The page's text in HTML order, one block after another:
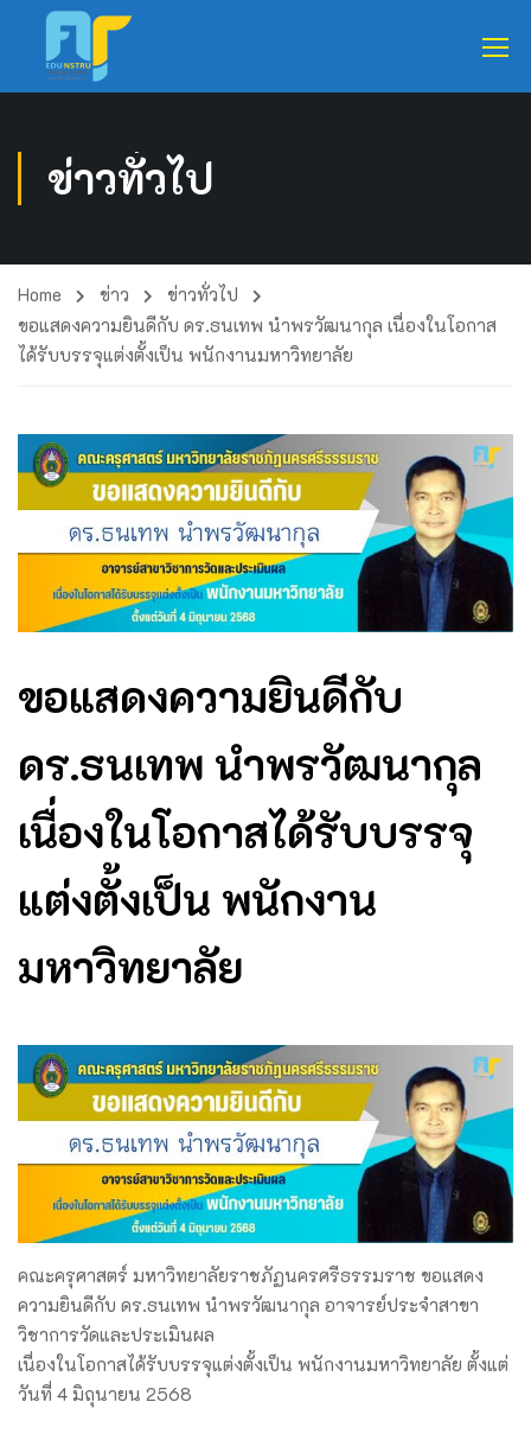
ข่าวทั่วไป
Home ข่าว
ข่าวทั่วไป
ขอแสดงความยินดีกับ ดร.ธนเทพ นำพรวัฒนากุล เนื่องในโอกาส
ได้รับบรรจุแต่งตั้งเป็น พนักงานมหาวิทยาลัย
ขอแสดงความยินดีกับ
ดร.ธนเทพ นำพรวัฒนากุล
เนื่องในโอกาสได้รับบรรจุ
แต่งตั้งเป็น พนักงาน
มหาวิทยาลัย
คณะครุศาสตร์ มหาวิทยาลัยราชภัฏนครศรีธรรมราช ขอแสดง
ความยินดีกับ ดร.ธนเทพ นำพรวัฒนากุล อาจารย์ประจำสาขา
วิชาการวัดและประเมินผล
เนื่องในโอกาสได้รับบรรจุแต่งตั้งเป็น พนักงานมหาวิทยาลัย ตั้งแต่
วันที่ 4 มิถุนายน 2568